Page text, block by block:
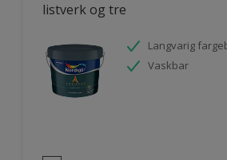
listverk og tre
Langvarig
Vaskbar